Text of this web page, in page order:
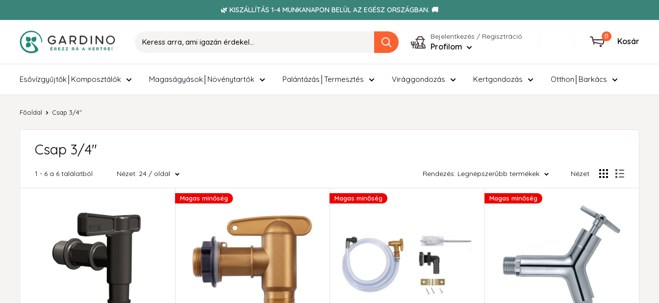
🌿 KISZÁLLÍTÁS 1-4 MUNKANAPON BELÜL AZ EGÉSZ ORSZÁGBAN. 🚚
Gardino Bejelentkezés / Regisztráció
Profilom
0
Kosár
Esővízgyűjtők│Komposztálók Magaságyások│Növénytartók Palántázás│Termesztés Virággondozás Kertgondozás Otthon│Barkács
Főoldal Csap 3/4"
Csap 3/4"
1 - 6 a 6 találatból Nézet: 24 / oldal Rendezés: Legnépszerűbb termékek Nézet
Magas minőség Magas minőség Magas minőség